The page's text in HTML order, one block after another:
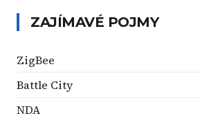
ZAJÍMAVÉ POJMY
ZigBee
Battle City
NDA